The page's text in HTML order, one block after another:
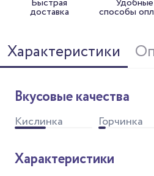
доставка способы
Характеристики
Вкусовые качества
Кислинка Горчинка
Характеристики